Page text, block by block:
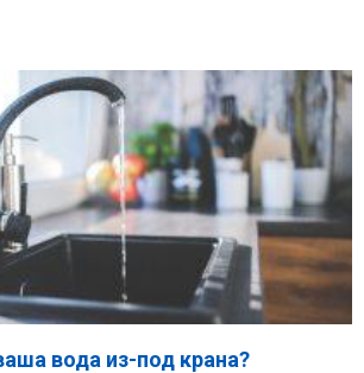
вода из-под крана?